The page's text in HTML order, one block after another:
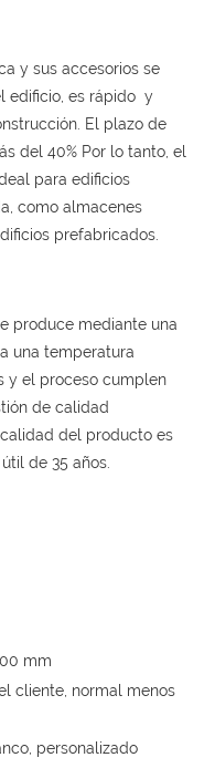
y sus accesorios se
edificio, es rápido y
El plazo de
del 40% Por lo tanto, el
para edificios
como almacenes
prefabricados.
produce mediante una
una temperatura
y el proceso cumplen
de calidad
del producto es
de 35 años.
mm
cliente, normal menos
personalizado